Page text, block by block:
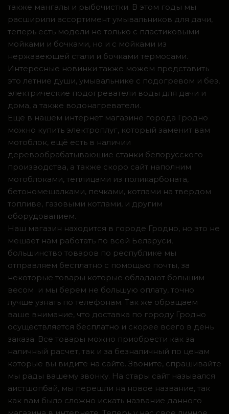
также мангалы и рыбочистки. В этом годы мы
расширили ассортимент умывальников для дачи,
теперь есть модели не только с пластиковыми
мойками и бочками, но и с мойками из
нержавеющей стали и бочками термосами.
Интересные новинки также можем представить
это летние души, умывальнике с подогревом и без,
электрические подогреватели воды для дачи и
дома, а также водонагреватели.
Ещё в нашем интернет магазине города Гродно
можно купить электроплуг, который заменит вам
мотоблок, ещё есть в наличии
деревообрабатывающие станки белорусского
производства, а также скоро сайт наполним
мотоблоками, теплицами из поликарбоната,
бетономешалками, печками, котлами на твердом
топливе, газовыми котлами, и другим
оборудованием.
Наш магазин находится в городе Гродно, но это не
мешает нам работать по всей Беларуси,
большинство товаров по республике мы
отправляем бесплатно с помощью почты, за
некоторые товары которые обладают большим
весом и мы берем не большую оплату, точно
лучше узнать по телефонам. Так же обращаем
ваше внимание, что доставка по городу Гродно
осуществляется бесплатно и скорее всего в день
заказа. Все товары можно приобрести как за
наличный расчет, так и за безналичный по ценам
которые вы видите на сайте. Звоните, спрашивайте
мы рады вашему звонку. На стары сайт назывался
аистшопбай, мы перешли на новое название, так
как вам было сложно искать название данного